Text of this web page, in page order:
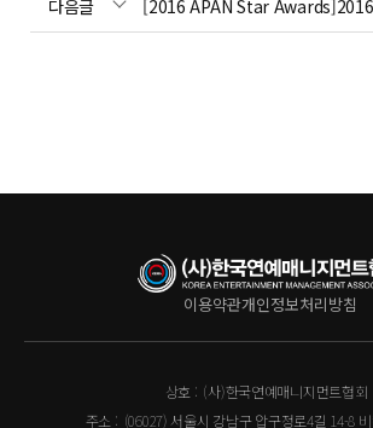
다음글
이용약관개인정보처리방침
상호 : (사)한국연예매니지먼트협회
주소 : (06027) 서울시 강남구 압구정로4길 14-8